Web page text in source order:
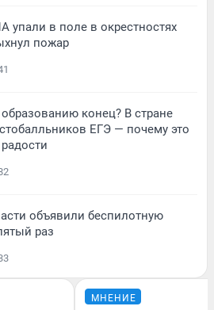
упали в поле в окрестностях
пожар
конец? В стране
ЕГЭ — почему это
объявили беспилотную
раз
МНЕНИЕ